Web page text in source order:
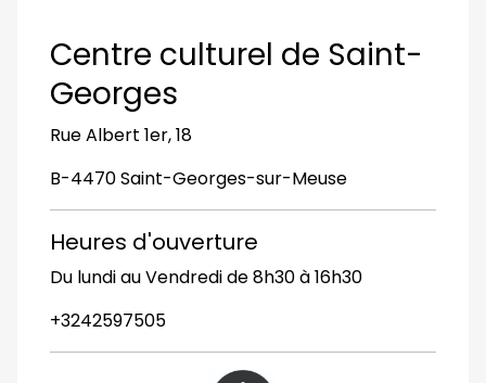
Centre culturel de Saint-
Georges
Rue Albert 1er, 18
B-4470 Saint-Georges-sur-Meuse
Heures d'ouverture
Du lundi au Vendredi de 8h30 à 16h30
+3242597505